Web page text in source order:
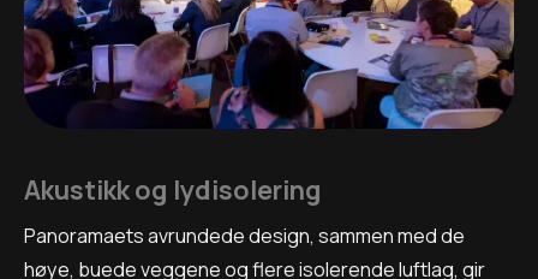
Akustikk og lydisolering
Panoramaets avrundede design, sammen med de
høye, buede veggene og flere isolerende luftlag, gir